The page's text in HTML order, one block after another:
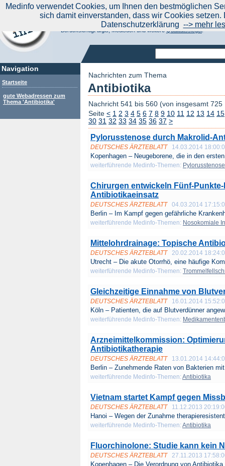
Navigation
Startseite
gute Webadressen zum
Thema 'Antibiotika'
Aktuelle Nachrichten|
Suchen Sie noch oder Finden Sie schon?
Medinfo.de - Meta-Portal für Gesundheitsthemen
Berücksichtigt afgis, Medisuch und weitereQualitätssiegel.
Nachrichten zum Thema
Antibiotika
Nachricht 541 bis 560 (von insgesamt
Seite < 1 2 3 4 5 6 7 8 9 10 11 12 13 14 15
30 31 32 33 34 35 36 37 >
Pylorusstenose durch Makrolid-
DEUTSCHES ÄRZTEBLATT 14.03.2014
Kopenhagen – Neugeborene, die in den
weiterführende Medinfo-Themen: Pylorusstenose
Chirurgen entwickeln Fünf-
Antibiotikaeinsatz
DEUTSCHES ÄRZTEBLATT 04.03.2014
Berlin – Im Kampf gegen gefährliche
weiterführende Medinfo-Themen: Nosokomiale
Mittelohrdrainage: Topische
DEUTSCHES ÄRZTEBLATT 20.02.2014
Utrecht – Die akute Otorrhö, eine häufige
weiterführende Medinfo-Themen:
Gleichzeitige Einnahme von
DEUTSCHES ÄRZTEBLATT 16.01.2014
Köln – Patienten, die auf Blutverdünner
weiterführende Medinfo-Themen:
Arzneimittelkommission:
Antibiotikatherapie
DEUTSCHES ÄRZTEBLATT 13.01.2014
Berlin – Zunehmende Raten von Bakterien
weiterführende Medinfo-Themen: Antibiotika
Vietnam startet Kampf gegen
DEUTSCHES ÄRZTEBLATT 11.12.2013
Hanoi – Wegen der Zunahme
weiterführende Medinfo-Themen: Antibiotika
Fluorchinolone: Studie kann kein
DEUTSCHES ÄRZTEBLATT 27.11.2013
Kopenhagen – Die Verordnung von
Medinfo verwendet Cookies, um Ihnen den bestmöglichen
sich damit einverstanden, dass wir Cookies
Datenschutzerklärung --> mehr